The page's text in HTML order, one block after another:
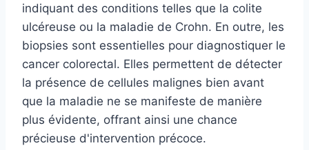
indiquant des conditions telles que la colite
ulcéreuse ou la maladie de Crohn. En outre, les
biopsies sont essentielles pour diagnostiquer le
cancer colorectal. Elles permettent de détecter
la présence de cellules malignes bien avant
que la maladie ne se manifeste de manière
plus évidente, offrant ainsi une chance
précieuse d'intervention précoce.